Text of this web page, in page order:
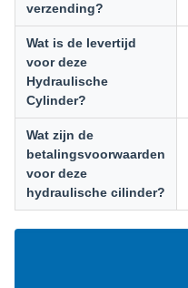
verzending?
Wat is de levertijd
voor deze
Hydraulische
Cylinder?
Wat zijn de
betalingsvoorwaarden
voor deze
hydraulische cilinder?